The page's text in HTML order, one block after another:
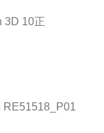
3D 10正
RE51518_P01